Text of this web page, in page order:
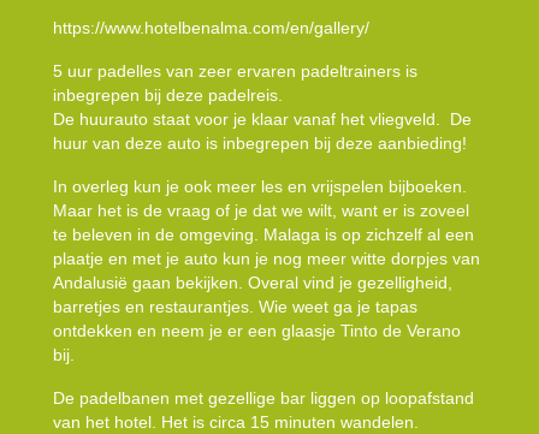
https://www.hotelbenalma.com/en/gallery/
5 uur padelles van zeer ervaren padeltrainers is
inbegrepen bij deze padelreis.
De huurauto staat voor je klaar vanaf het vliegveld. De
huur van deze auto is inbegrepen bij deze aanbieding!
In overleg kun je ook meer les en vrijspelen bijboeken.
Maar het is de vraag of je dat we wilt, want er is zoveel
te beleven in de omgeving. Malaga is op zichzelf al een
plaatje en met je auto kun je nog meer witte dorpjes van
Andalusië gaan bekijken. Overal vind je gezelligheid,
barretjes en restaurantjes. Wie weet ga je tapas
ontdekken en neem je er een glaasje Tinto de Verano
bij.
De padelbanen met gezellige bar liggen op loopafstand
van het hotel. Het is circa 15 minuten wandelen.